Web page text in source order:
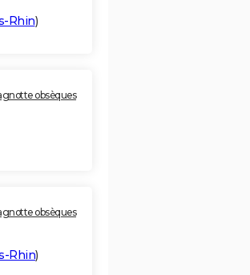
Rhin)
obsèques
obsèques
Rhin)